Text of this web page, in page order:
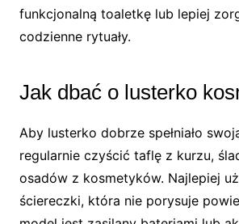
funkcjonalną toaletkę lub lepiej
codzienne rytuały.
Jak dbać o lusterko
Aby lusterko dobrze spełniało
regularnie czyścić taflę z kurzu,
osadów z kosmetyków. Najlepiej
ściereczki, która nie porysuje